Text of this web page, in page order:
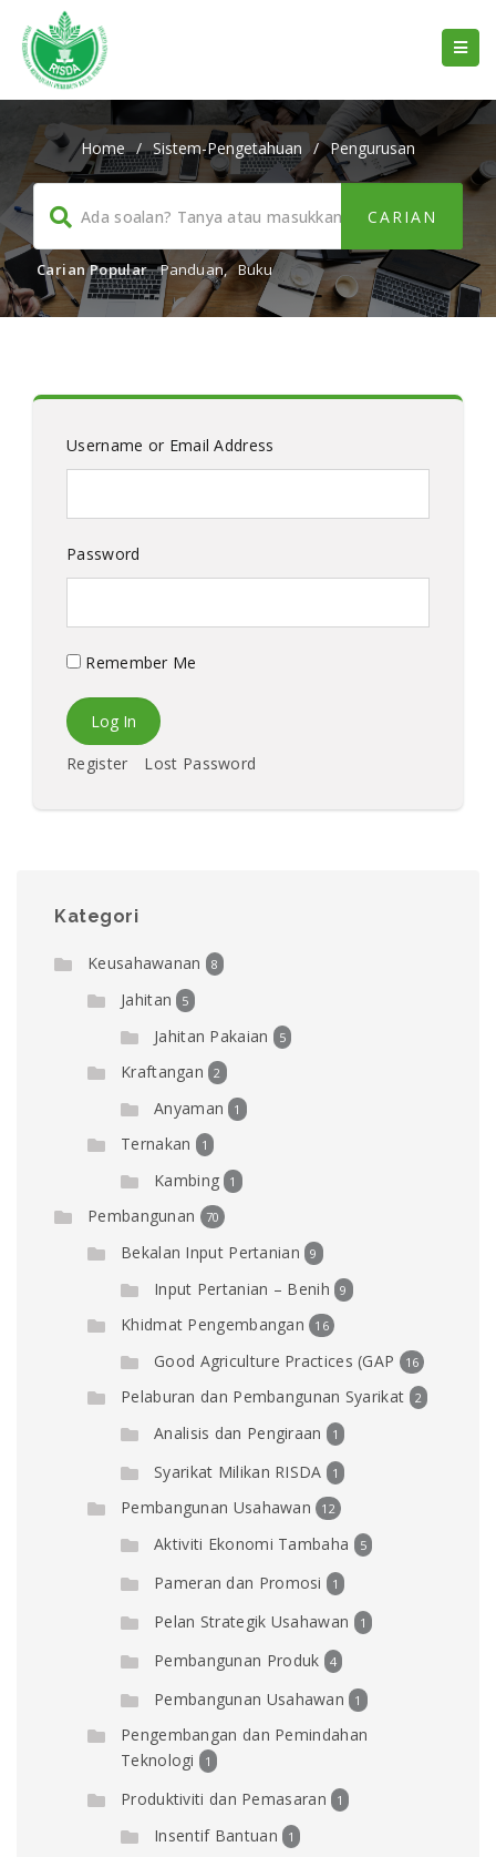
Home / Sistem-Pengetahuan / Pengurusan
Carian Popular Panduan, Buku
Username or Email Address
Password
Remember Me
Register Lost Password
Kategori
Keusahawanan 8
Jahitan 5
Jahitan Pakaian 5
Kraftangan 2
Anyaman 1
Ternakan 1
Kambing 1
Pembangunan 70
Bekalan Input Pertanian 9
Input Pertanian – Benih 9
Khidmat Pengembangan 16
Good Agriculture Practices (GAP 16
Pelaburan dan Pembangunan Syarikat 2
Analisis dan Pengiraan 1
Syarikat Milikan RISDA 1
Pembangunan Usahawan 12
Aktiviti Ekonomi Tambaha 5
Pameran dan Promosi 1
Pelan Strategik Usahawan 1
Pembangunan Produk 4
Pembangunan Usahawan 1
Pengembangan dan Pemindahan
Teknologi
1
Produktiviti dan Pemasaran 1
Insentif Bantuan 1